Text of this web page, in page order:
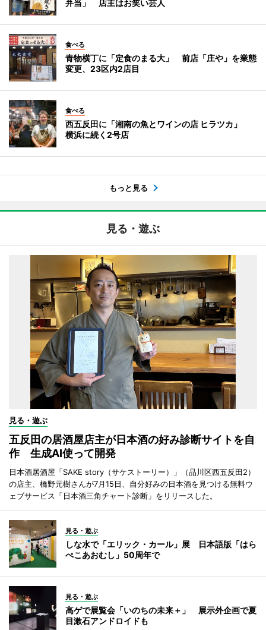
弁当」 店主はお笑い芸人
食べる
青物横丁に「定食のまる大」 前店「庄や」を業態
変更、23区内2店目
食べる
西五反田に「湘南の魚とワインの店 ヒラツカ」
横浜に続く2号店
もっと見る
見る・遊ぶ
見る・遊ぶ
五反田の居酒屋店主が日本酒の好み診断サイトを自
作 生成AI使って開発
日本酒居酒屋「SAKE story（サケストーリー）」（品川区西五反田2）
の店主、橋野元樹さんが7月15日、自分好みの日本酒を見つける無料ウ
ェブサービス「日本酒三角チャート診断」をリリースした。
見る・遊ぶ
しな水で「エリック・カール」展 日本語版「はら
ぺこあおむし」50周年で
見る・遊ぶ
高ゲで展覧会「いのちの未来＋」 展示外企画で夏
目漱石アンドロイドも